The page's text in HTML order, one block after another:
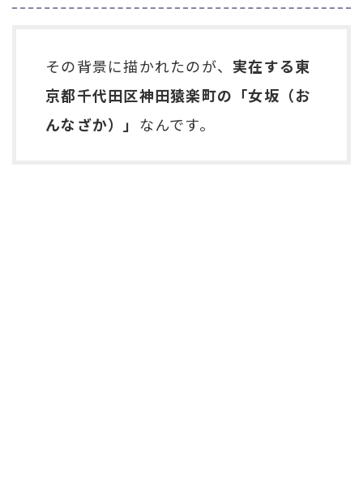
その背景に描かれたのが、 実在する東
京都千代田区神田猿楽町の「女坂（お
んなざか）」 なんです。